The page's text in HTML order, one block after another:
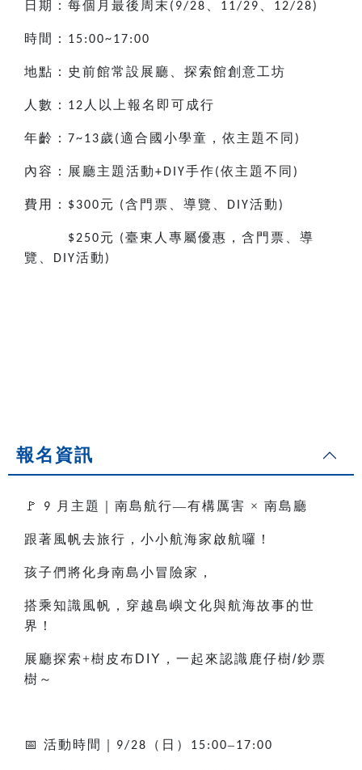
日期：每個月最後周末 (9/28 11/29 12/28)
時間： 15:00~17:00
地點：史前館常設展廳、探索館創意工坊
人數： 12 人以上報名即可成行
年齡： 7~13歲(適合國小學童，依主題不同 )
內容：展廳主題活動+DIY手作(依主題不同 )
費用： $300元 (含門票、導覽、 DIY活動 )
$250元 (臺東人專屬優惠，含門票、導
覽、 DIY活動 )
報名資訊
🚩 9 月主題｜南島航行—有構厲害 × 南島廳
跟著風帆去旅行，小小航海家啟航囉！
孩子們將化身南島小冒險家，
搭乘知識風帆，穿越島嶼文化與航海故事的世
界！
展廳探索+樹皮布 DIY ，一起來認識鹿仔樹/鈔票
樹～
📅 活動時間｜ 9/28 （日） 15:00–17:00